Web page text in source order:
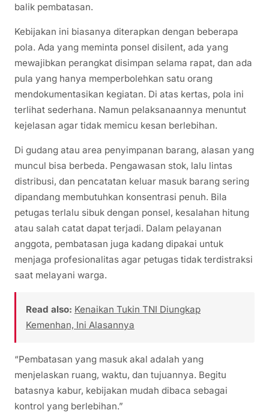
balik pembatasan.
Kebijakan ini biasanya diterapkan dengan beberapa
pola. Ada yang meminta ponsel disilent, ada yang
mewajibkan perangkat disimpan selama rapat, dan ada
pula yang hanya memperbolehkan satu orang
mendokumentasikan kegiatan. Di atas kertas, pola ini
terlihat sederhana. Namun pelaksanaannya menuntut
kejelasan agar tidak memicu kesan berlebihan.
Di gudang atau area penyimpanan barang, alasan yang
muncul bisa berbeda. Pengawasan stok, lalu lintas
distribusi, dan pencatatan keluar masuk barang sering
dipandang membutuhkan konsentrasi penuh. Bila
petugas terlalu sibuk dengan ponsel, kesalahan hitung
atau salah catat dapat terjadi. Dalam pelayanan
anggota, pembatasan juga kadang dipakai untuk
menjaga profesionalitas agar petugas tidak terdistraksi
saat melayani warga.
Read also: Kenaikan Tukin TNI Diungkap
Kemenhan, Ini Alasannya
“Pembatasan yang masuk akal adalah yang
menjelaskan ruang, waktu, dan tujuannya. Begitu
batasnya kabur, kebijakan mudah dibaca sebagai
kontrol yang berlebihan.”